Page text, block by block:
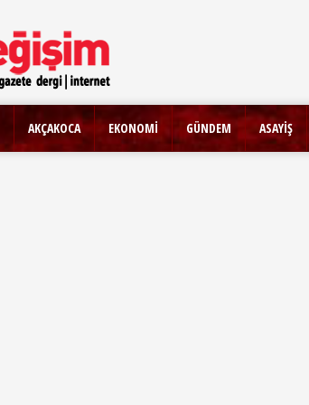
AKÇAKOCA EKONOMİ GÜNDEM ASAYİŞ